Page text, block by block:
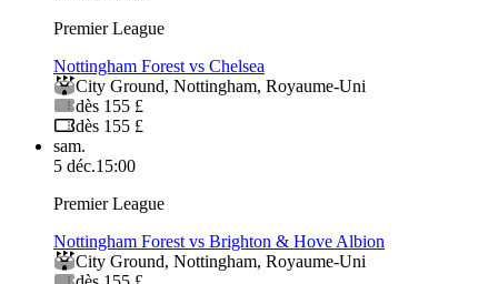
Premier League
Nottingham Forest vs Chelsea
City Ground, Nottingham, Royaume-Uni
dès 155 £
dès 155 £
sam.
5 déc.15:00
Premier League
Nottingham Forest vs Brighton & Hove Albion
City Ground, Nottingham, Royaume-Uni